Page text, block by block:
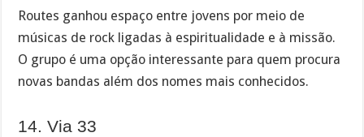
Routes ganhou espaço entre jovens por meio de
músicas de rock ligadas à espiritualidade e à missão.
O grupo é uma opção interessante para quem procura
novas bandas além dos nomes mais conhecidos.
14. Via 33